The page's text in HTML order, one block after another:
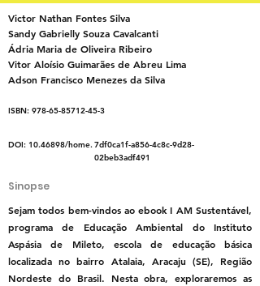
Victor Nathan Fontes Silva
Sandy Gabrielly Souza Cavalcanti
Ádria Maria de Oliveira Ribeiro
Vitor Aloísio Guimarães de Abreu Lima
Adson Francisco Menezes da Silva
ISBN: 978-65-85712-45-3
DOI: 10.46898/home.7df0ca1f-a856-4c8c-9d28-
02beb3adf491
Sinopse
Sejam todos bem-vindos ao ebook I AM Sustentável,
programa de Educação Ambiental do Instituto
Aspásia de Mileto, escola de educação básica
localizada no bairro Atalaia, Aracaju (SE), Região
Nordeste do Brasil. Nesta obra, exploraremos as